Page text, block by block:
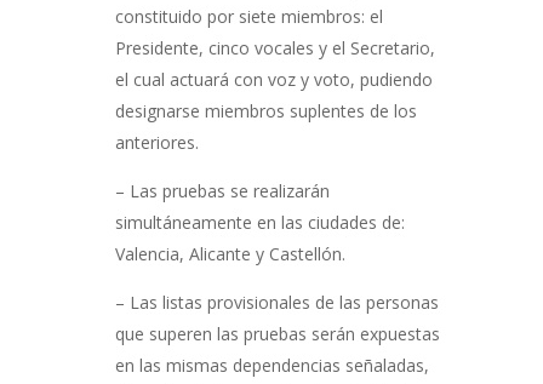
constituido por siete miembros: el
Presidente, cinco vocales y el Secretario,
el cual actuará con voz y voto, pudiendo
designarse miembros suplentes de los
anteriores.
– Las pruebas se realizarán
simultáneamente en las ciudades de:
Valencia, Alicante y Castellón.
– Las listas provisionales de las personas
que superen las pruebas serán expuestas
en las mismas dependencias señaladas,